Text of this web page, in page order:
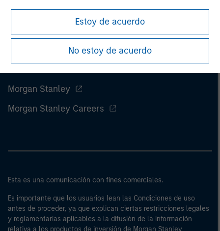
Estoy de acuerdo
No estoy de acuerdo
Morgan Stanley
Morgan Stanley Careers
Esta es una comunicación con fines comerciales.
Es importante que los usuarios lean las Condiciones de uso
antes de proceder, ya que explican ciertas restricciones legales
y reglamentarias aplicables a la difusión de la información